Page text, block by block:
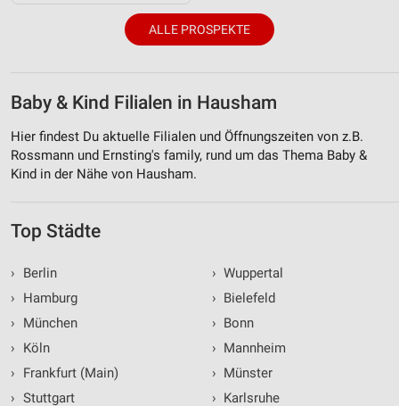
ALLE PROSPEKTE
Baby & Kind Filialen in Hausham
Hier findest Du aktuelle Filialen und Öffnungszeiten von z.B.
Rossmann und Ernsting's family, rund um das Thema Baby &
Kind in der Nähe von Hausham.
Top Städte
›
Berlin
›
Hamburg
›
München
›
Köln
›
Frankfurt (Main)
› Stuttgart
› Wuppertal
› Bielefeld
› Bonn
› Mannheim
› Münster
› Karlsruhe